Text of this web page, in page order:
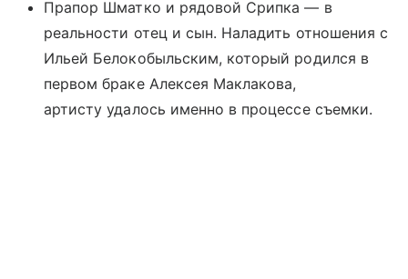
Прапор Шматко и рядовой Срипка — в
реальности отец и сын. Наладить отношения с
Ильей Белокобыльским, который родился в
первом браке Алексея Маклакова,
артисту удалось именно в процессе съемки.